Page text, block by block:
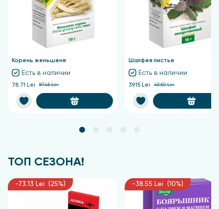
интоксикацией организма.
трофических язвах и плохо заживающих ранах.
гипотонии.
В гинекологии и акушерстве препараты лимонника
показаны при ранних токсикозах и гипотензии
беременных, также в климактерический период
(при нормальном артериальном давлении).
Рекомендации по приготовлению
снимают, остужают. Принимают по 1 столовой
Купить лимонник китайский: цена
Корень женьшеня
Есть в наличии
78.71 Lei 87.45 Lei
Шалфея листья
Есть в наличии
39.15 Lei 43.50 Lei
ТОП СЕЗОНА!
-73.13 Lei (25%) -38.55 Lei (10%)